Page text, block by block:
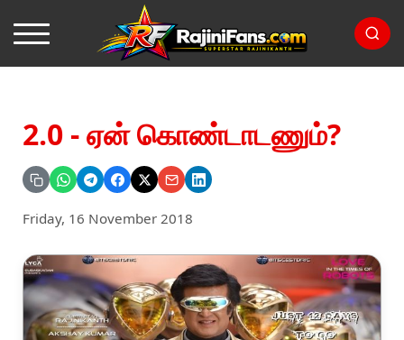
2.0 - ஏன் கொண்டாடணும்?
Friday, 16 November 2018